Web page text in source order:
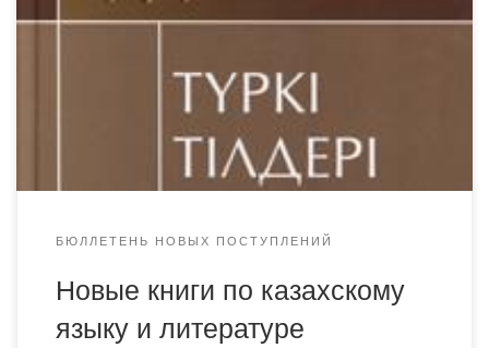
рассматриваются вопросы методов перевода, методов и
функциональная функция грамматики казахского языка,
история формирования тюркских литературных языков.
студентам, магистрантам и преподавателям академии в
БЮЛЛЕТЕНЬ НОВЫХ ПОСТУПЛЕНИЙ
Новые книги по казахскому
языку и литературе